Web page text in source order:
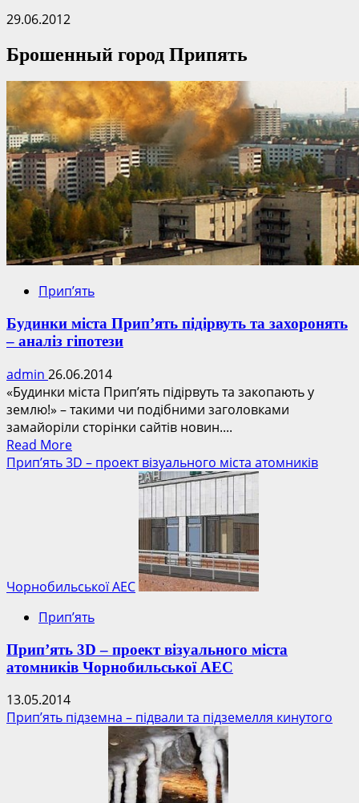
29.06.2012
Брошенный город Припять
Прип’ять
Будинки міста Прип’ять підірвуть та захоронять
– аналіз гіпотези
admin 26.06.2014
«Будинки міста Прип’ять підірвуть та закопають у
землю!» – такими чи подібними заголовками
замайоріли сторінки сайтів новин....
Read MoreRead
more
захоронять
аналіз
Прип’ять 3D – проект візуального міста атомників
Чорнобильської АЕС
Прип’ять
Прип’ять 3D – проект візуального міста
атомників Чорнобильської АЕС
13.05.2014
Прип’ять підземна – підвали та підземелля кинутого